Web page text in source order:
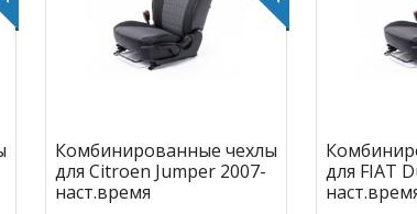
Комбинированные чехлы
для Citroen Jumper 2007-
наст.время
для FIAT